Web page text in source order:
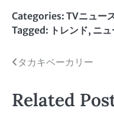
Categories: TVニュー
Tagged: トレンド, ニュ
投
ナ
タカキベーカリー
Related